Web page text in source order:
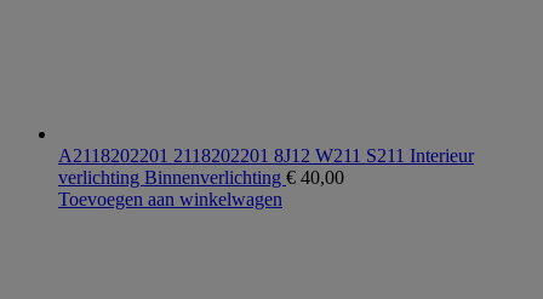
A2118202201 2118202201 8J12 W211 S211 Interieur
verlichting Binnenverlichting € 40,00
Toevoegen aan winkelwagen